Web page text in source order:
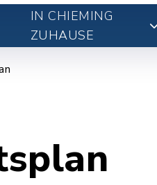
IN CHIEMING
ZUHAUSE